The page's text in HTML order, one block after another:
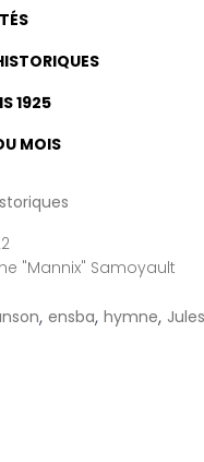
1925
MOIS
"Mannix" Samoyault
, ensba, hymne,